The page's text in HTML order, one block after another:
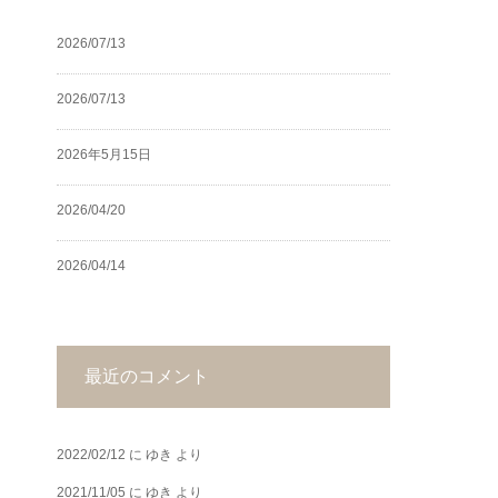
2026/07/13
2026/07/13
2026年5月15日
2026/04/20
2026/04/14
最近のコメント
2022/02/12 に ゆき より
2021/11/05 に ゆき より